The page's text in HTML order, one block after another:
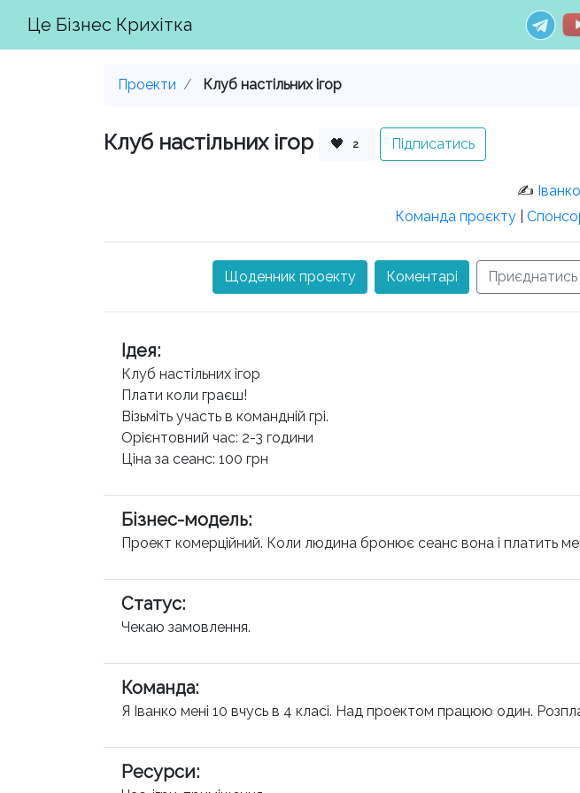
Це Бізнес Крихітка
Проекти Клуб настільних ігор
Клуб настільних ігор 🖤 2 Підписатись
✍️ Іванко
Команда проєкту
Щоденник проекту Коментарі
Ідея:
Клуб настільних ігор
Плати коли граєш!
Візьміть участь в командній грі.
Орієнтовний час: 2-3 години
Ціна за сеанс: 100 грн
Бізнес-модель:
Проект комерційний. Коли людина бронює сеанс вона і платить
Статус:
Чекаю замовлення.
Команда:
Я Іванко мені 10 вчусь в 4 класі. Над проектом працюю один.
Ресурси: